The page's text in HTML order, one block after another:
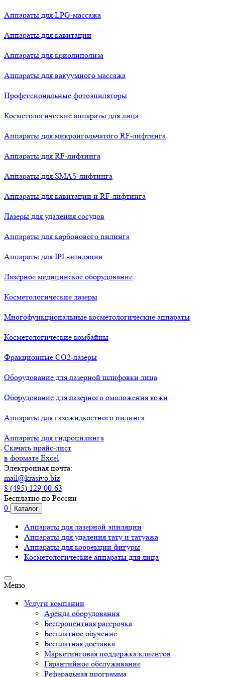
Аппараты для LPG-массажа
Аппараты для кавитации
Аппараты для криолиполиза
Аппараты для вакуумного массажа
Профессиональные фотоэпиляторы
Косметологические аппараты для лица
Аппараты для микроигольчатого RF-лифтинга
Аппараты для RF-лифтинга
Аппараты для SMAS-лифтинга
Аппараты для кавитации и RF-лифтинга
Лазеры для удаления сосудов
Аппараты для карбонового пилинга
Аппараты для IPL-эпиляции
Лазерное медицинское оборудование
Косметологические лазеры
Многофункциональные косметологические аппараты
Косметологические комбайны
Фракционные СО2-лазеры
Оборудование для лазерной шлифовки лица
Оборудование для лазерного омоложения кожи
Аппараты для газожидкостного пилинга
Аппараты для гидропилинга
Скачать прайс-лист
в формате Excel
Электронная почта:
mail@krasivo.biz
8 (495) 129-00-63
Бесплатно по России
0
Каталог
Аппараты для лазерной эпиляции
Аппараты для удаления тату и татуажа
Аппараты для коррекции фигуры
Косметологические аппараты для лица
Меню
Услуги компании
Аренда оборудования
Беспроцентная рассрочка
Бесплатное обучение
Бесплатная доставка
Маркетинговая поддержка клиентов
Гарантийное обслуживание
Реферальная программа